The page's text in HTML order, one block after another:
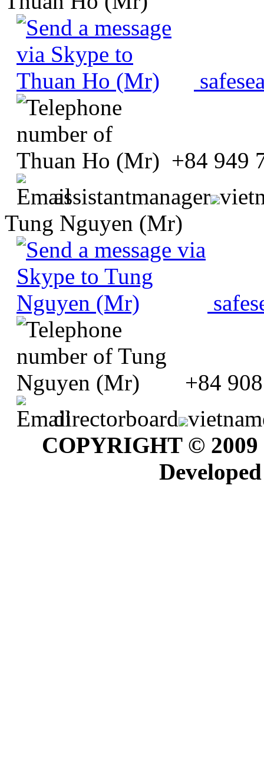
+84 949
assistantmanager
Tung Nguyen (Mr)
+84
directorboard
COPYRIGHT ©